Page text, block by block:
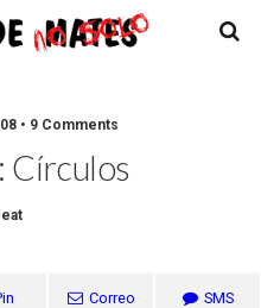
• 9 Comments
Círculos
Correo
SMS